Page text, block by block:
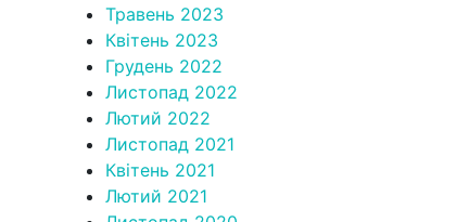
Травень 2023
Квітень 2023
Грудень 2022
Листопад 2022
Лютий 2022
Листопад 2021
Квітень 2021
Лютий 2021